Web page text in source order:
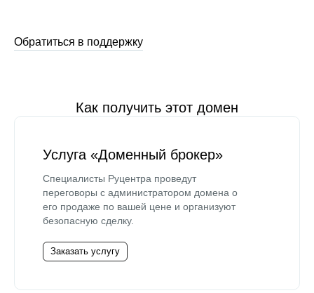
Обратиться в поддержку
Как получить этот домен
Услуга «Доменный брокер»
Специалисты Руцентра проведут
переговоры с администратором домена о
его продаже по вашей цене и организуют
безопасную сделку.
Заказать услугу